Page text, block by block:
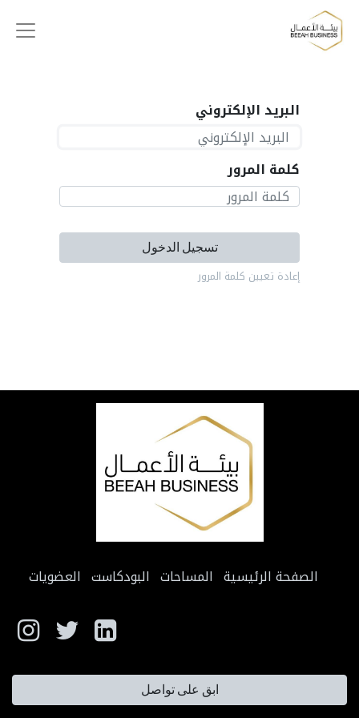
البريد الإلكتروني
كلمة المرور
تسجيل الدخول
إعادة تعيين كلمة المرور
الصفحة الرئيسية المساحات البودكاست العضويات
ابق على تواصل